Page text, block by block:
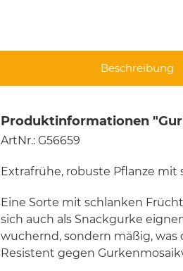
Beschreibung
Produktinformationen
ArtNr.: G56659
Extrafrühe, robuste Pflanze mit
Eine Sorte mit schlanken
sich auch als Snackgurke
wuchernd, sondern mäßig, was
Resistent gegen